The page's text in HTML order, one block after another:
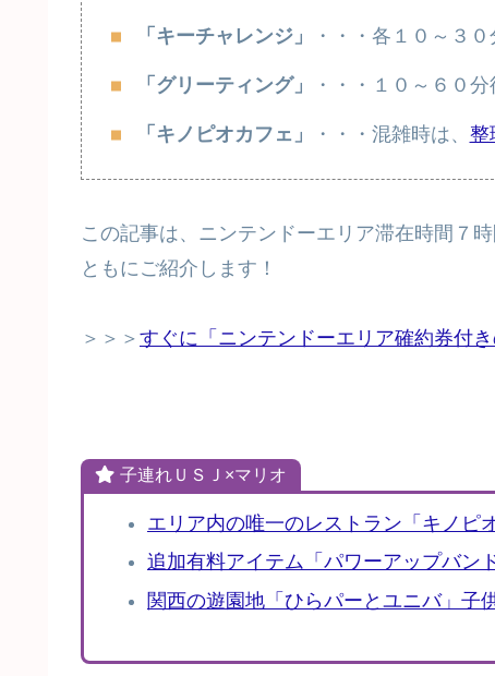
「キーチャレンジ」 ・・・各１０～３０
「グリーティング」 ・・・１０～６０分
「キノピオカフェ」 ・・・混雑時は、 整
この記事は、ニンテンドーエリア滞在時間７
ともにご紹介します！
＞＞＞ すぐに「ニンテンドーエリア確約券付
子連れＵＳＪ×マリオ
エリア内の唯一のレストラン「キノピ
追加有料アイテム「パワーアップバン
関西の遊園地「ひらパーとユニバ」子